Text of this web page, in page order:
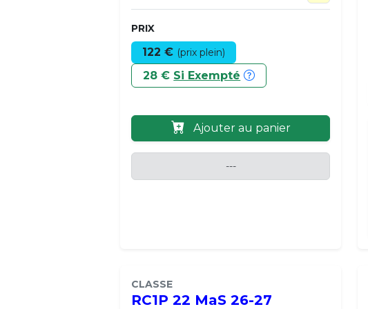
PRIX
122 € (prix plein)
28 € Si Exempté
Ajouter au panier
---
CLASSE
RC1P 22 MaS 26-27